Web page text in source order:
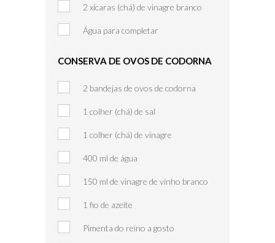
2 xícaras (chá) de vinagre branco
Água para completar
CONSERVA DE OVOS DE CODORNA
2 bandejas de ovos de codorna
1 colher (chá) de sal
1 colher (chá) de vinagre
400 ml de água
150 ml de vinagre de vinho branco
1 fio de azeite
Pimenta do reino a gosto